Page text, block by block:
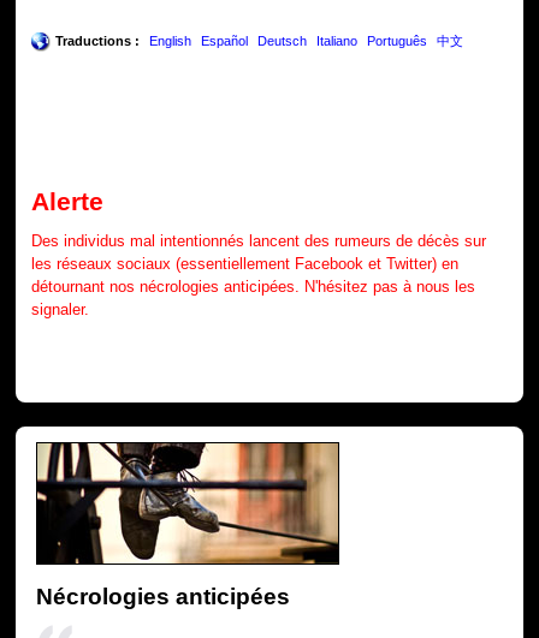
Traductions : English Español Deutsch Italiano Português 中文
Alerte
Des individus mal intentionnés lancent des rumeurs de décès sur
les réseaux sociaux (essentiellement Facebook et Twitter) en
détournant nos nécrologies anticipées. N'hésitez pas à nous les
signaler.
Nécrologies anticipées